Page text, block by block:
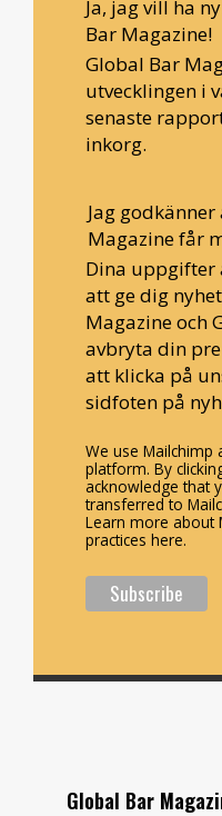
Ja, jag vill ha
Bar Magazine!
Global Bar
utvecklingen i
senaste
inkorg.
Jag
Magazine får
Dina uppgifter
att ge dig
Magazine och
avbryta din
att klicka på
sidfoten på
We use Mailchimp
platform. By
acknowledge that
transferred to
Learn more about
practices here.
Global Bar